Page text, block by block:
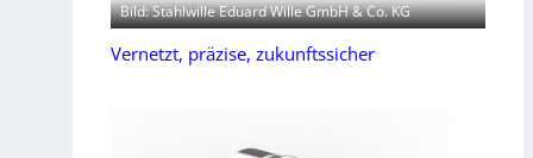
Bild: Stahlwille Eduard Wille GmbH & Co. KG
Vernetzt, präzise, zukunftssicher